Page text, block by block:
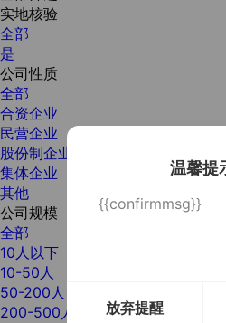
温馨提
{{confirmmsg}}
放弃提醒
实地核验
全部
是
公司性质
全部
合资企业
民营企业
股份制企业
集体企业
其他
公司规模
全部
10人以下
10-50人
50-200人
200-500人